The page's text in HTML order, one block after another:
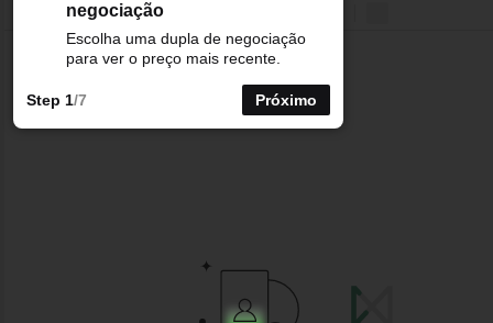
15minutos1horas4horas
negociação
Escolha uma dupla de negociação
para ver o preço mais recente.
Step 1/7 Próximo